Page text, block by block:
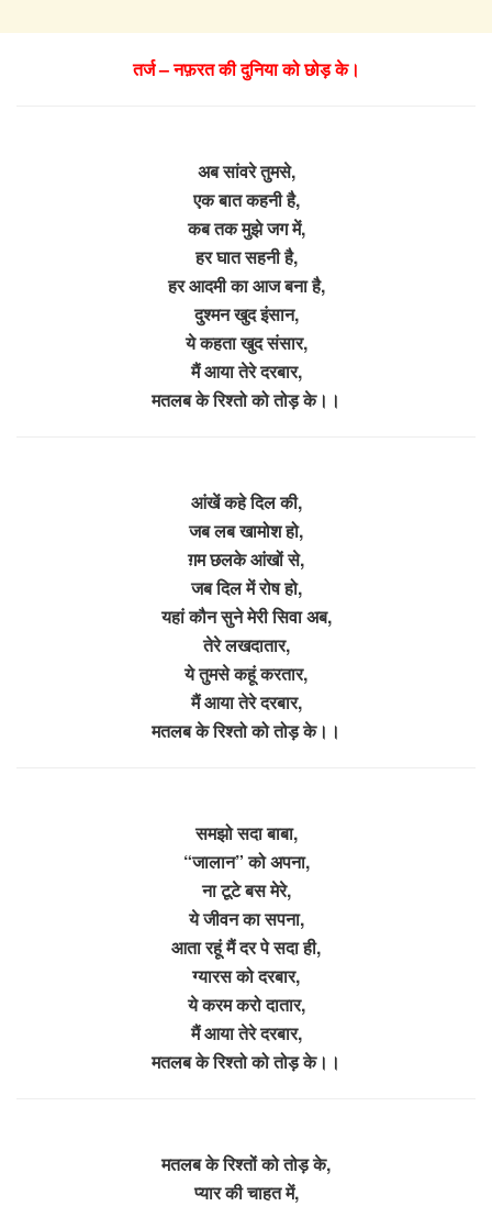
तर्ज – नफ़रत की दुनिया को छोड़ के।
अब सांवरे तुमसे,
एक बात कहनी है,
कब तक मुझे जग में,
हर घात सहनी है,
हर आदमी का आज बना है,
दुश्मन खुद इंसान,
ये कहता खुद संसार,
मैं आया तेरे दरबार,
मतलब के रिश्तो को तोड़ के।।
आंखें कहे दिल की,
जब लब खामोश हो,
ग़म छलके आंखों से,
जब दिल में रोष हो,
यहां कौन सुने मेरी सिवा अब,
तेरे लखदातार,
ये तुमसे कहूं करतार,
मैं आया तेरे दरबार,
मतलब के रिश्तो को तोड़ के।।
समझो सदा बाबा,
“जालान” को अपना,
ना टूटे बस मेरे,
ये जीवन का सपना,
आता रहूं मैं दर पे सदा ही,
ग्यारस को दरबार,
ये करम करो दातार,
मैं आया तेरे दरबार,
मतलब के रिश्तो को तोड़ के।।
मतलब के रिश्तों को तोड़ के,
प्यार की चाहत में,